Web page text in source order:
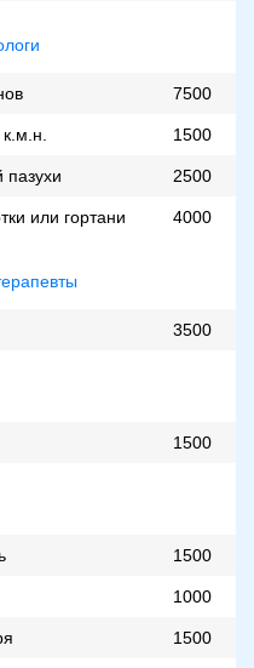
7500
1500
2500
или гортани 4000
3500
1500
1500
1000
1500